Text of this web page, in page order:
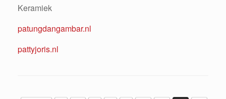
Keramiek
patungdangambar.nl
pattyjoris.nl